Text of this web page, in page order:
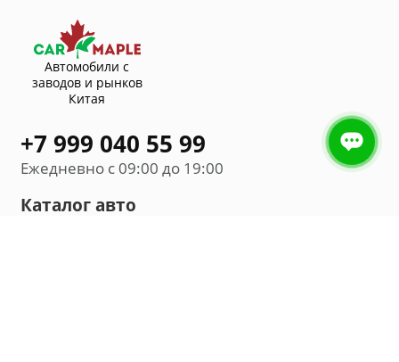
Автомобили с
заводов и рынков
Китая
+7 999 040 55 99
Ежедневно с 09:00 до 19:00
Каталог авто